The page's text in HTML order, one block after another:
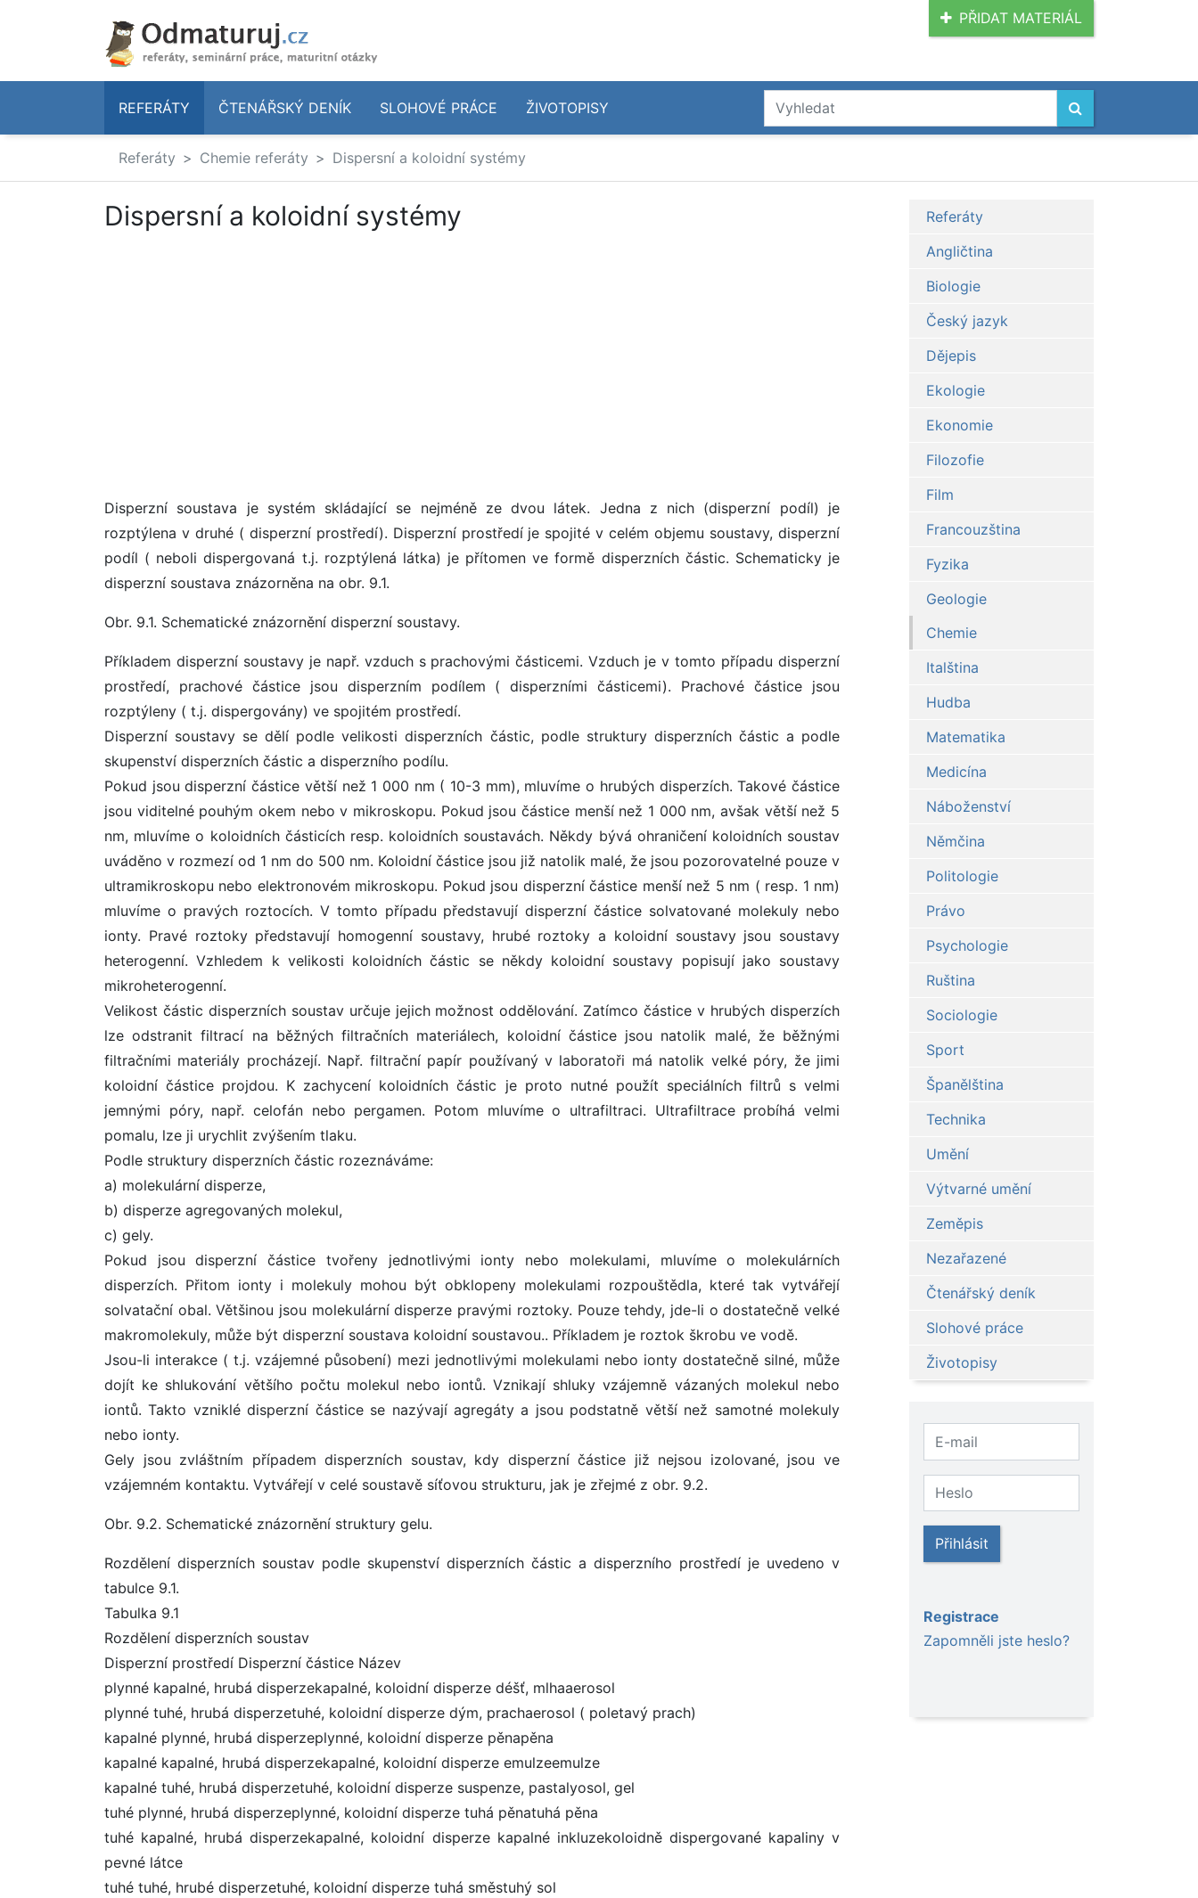
PŘIDAT MATERIÁL
REFERÁTY ČTENÁŘSKÝ DENÍK SLOHOVÉ PRÁCE ŽIVOTOPISY
Referáty Chemie referáty Dispersní a koloidní systémy
Dispersní a koloidní systémy
Disperzní soustava je systém skládající se nejméně ze dvou látek. Jedna z nich (disperzní podíl) je
rozptýlena v druhé ( disperzní prostředí). Disperzní prostředí je spojité v celém objemu soustavy, disperzní
podíl ( neboli dispergovaná t.j. rozptýlená látka) je přítomen ve formě disperzních částic. Schematicky je
disperzní soustava znázorněna na obr. 9.1.
Obr. 9.1. Schematické znázornění disperzní soustavy.
Příkladem disperzní soustavy je např. vzduch s prachovými částicemi. Vzduch je v tomto případu disperzní
prostředí, prachové částice jsou disperzním podílem ( disperzními částicemi). Prachové částice jsou
rozptýleny ( t.j. dispergovány) ve spojitém prostředí.
Disperzní soustavy se dělí podle velikosti disperzních částic, podle struktury disperzních částic a podle
skupenství disperzních částic a disperzního podílu.
Pokud jsou disperzní částice větší než 1 000 nm ( 10-3 mm), mluvíme o hrubých disperzích. Takové částice
jsou viditelné pouhým okem nebo v mikroskopu. Pokud jsou částice menší než 1 000 nm, avšak větší než 5
nm, mluvíme o koloidních částicích resp. koloidních soustavách. Někdy bývá ohraničení koloidních soustav
uváděno v rozmezí od 1 nm do 500 nm. Koloidní částice jsou již natolik malé, že jsou pozorovatelné pouze v
ultramikroskopu nebo elektronovém mikroskopu. Pokud jsou disperzní částice menší než 5 nm ( resp. 1 nm)
mluvíme o pravých roztocích. V tomto případu představují disperzní částice solvatované molekuly nebo
ionty. Pravé roztoky představují homogenní soustavy, hrubé roztoky a koloidní soustavy jsou soustavy
heterogenní. Vzhledem k velikosti koloidních částic se někdy koloidní soustavy popisují jako soustavy
mikroheterogenní.
Velikost částic disperzních soustav určuje jejich možnost oddělování. Zatímco částice v hrubých disperzích
lze odstranit filtrací na běžných filtračních materiálech, koloidní částice jsou natolik malé, že běžnými
filtračními materiály procházejí. Např. filtrační papír používaný v laboratoři má natolik velké póry, že jimi
koloidní částice projdou. K zachycení koloidních částic je proto nutné použít speciálních filtrů s velmi
jemnými póry, např. celofán nebo pergamen. Potom mluvíme o ultrafiltraci. Ultrafiltrace probíhá velmi
pomalu, lze ji urychlit zvýšením tlaku.
Podle struktury disperzních částic rozeznáváme:
a) molekulární disperze,
b) disperze agregovaných molekul,
c) gely.
Pokud jsou disperzní částice tvořeny jednotlivými ionty nebo molekulami, mluvíme o molekulárních
disperzích. Přitom ionty i molekuly mohou být obklopeny molekulami rozpouštědla, které tak vytvářejí
solvatační obal. Většinou jsou molekulární disperze pravými roztoky. Pouze tehdy, jde-li o dostatečně velké
makromolekuly, může být disperzní soustava koloidní soustavou.. Příkladem je roztok škrobu ve vodě.
Jsou-li interakce ( t.j. vzájemné působení) mezi jednotlivými molekulami nebo ionty dostatečně silné, může
dojít ke shlukování většího počtu molekul nebo iontů. Vznikají shluky vzájemně vázaných molekul nebo
iontů. Takto vzniklé disperzní částice se nazývají agregáty a jsou podstatně větší než samotné molekuly
nebo ionty.
Gely jsou zvláštním případem disperzních soustav, kdy disperzní částice již nejsou izolované, jsou ve
vzájemném kontaktu. Vytvářejí v celé soustavě síťovou strukturu, jak je zřejmé z obr. 9.2.
Obr. 9.2. Schematické znázornění struktury gelu.
Rozdělení disperzních soustav podle skupenství disperzních částic a disperzního prostředí je uvedeno v
tabulce 9.1.
Tabulka 9.1
Rozdělení disperzních soustav
Disperzní prostředí Disperzní částice Název
plynné kapalné, hrubá disperzekapalné, koloidní disperze déšť, mlhaaerosol
plynné tuhé, hrubá disperzetuhé, koloidní disperze dým, prachaerosol ( poletavý prach)
kapalné plynné, hrubá disperzeplynné, koloidní disperze pěnapěna
kapalné kapalné, hrubá disperzekapalné, koloidní disperze emulzeemulze
kapalné tuhé, hrubá disperzetuhé, koloidní disperze suspenze, pastalyosol, gel
tuhé plynné, hrubá disperzeplynné, koloidní disperze tuhá pěnatuhá pěna
tuhé kapalné, hrubá disperzekapalné, koloidní disperze kapalné inkluzekoloidně dispergované kapaliny v
pevné látce
tuhé tuhé, hrubé disperzetuhé, koloidní disperze tuhá směstuhý sol
Referáty
Angličtina
Biologie
Český jazyk
Dějepis
Ekologie
Ekonomie
Filozofie
Film
Francouzština
Fyzika
Geologie
Chemie
Italština
Hudba
Matematika
Medicína
Náboženství
Němčina
Politologie
Právo
Psychologie
Ruština
Sociologie
Sport
Španělština
Technika
Umění
Výtvarné umění
Zeměpis
Nezařazené
Čtenářský deník
Slohové práce
Životopisy
Přihlásit
Registrace
Zapomněli jste heslo?